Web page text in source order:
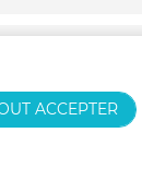
ACCEPTER